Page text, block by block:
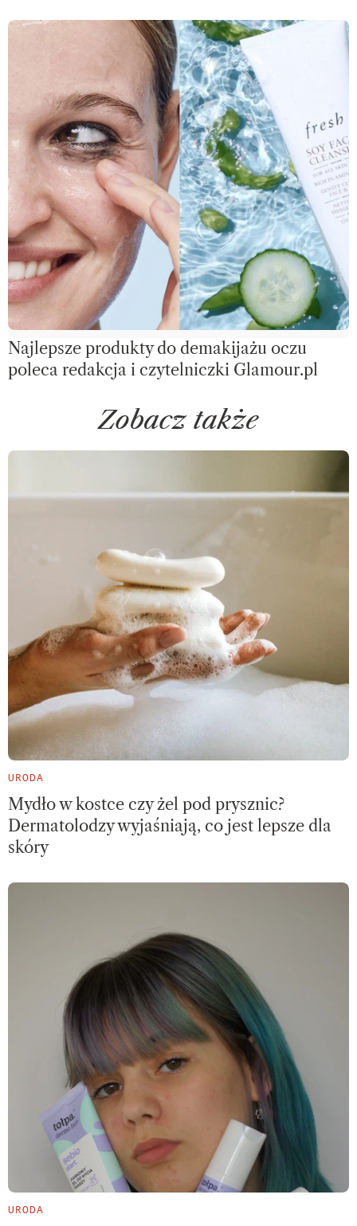
Najlepsze produkty do demakijażu oczu
poleca redakcja i czytelniczki Glamour.pl
Zobacz także
URODA
Mydło w kostce czy żel pod prysznic?
Dermatolodzy wyjaśniają, co jest lepsze dla
skóry
URODA